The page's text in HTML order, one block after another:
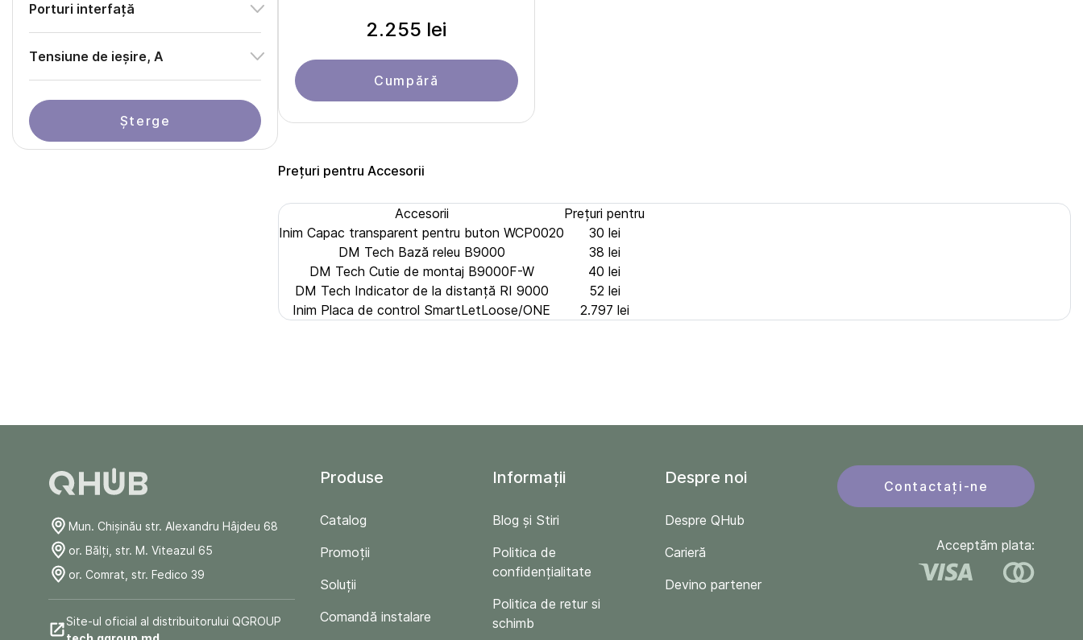
Porturi interfață
Тensiune de ieșire, A
Șterge
2.255 lei
Cumpără
Prețuri pentru Accesorii
Accesorii
Prețuri pentru
Inim Capac transparent pentru buton WCP0020
30 lei
DM Tech Bază releu B9000
38 lei
DM Tech Cutie de montaj B9000F-W
40 lei
DM Tech Indicator de la distanță RI 9000
52 lei
Inim Placa de control SmartLetLoose/ONE
2.797 lei
Mun. Chişinău str. Alexandru Hâjdeu 68
or. Bălți, str. M. Viteazul 65
or. Comrat, str. Fedico 39
Site-ul oficial al distribuitorului QGROUP
Produse
Catalog
Promoții
Soluții
Comandă instalare
Informații
Blog și Stiri
Politica de
confidențialitate
Politica de retur si
schimb
Despre noi
Despre QHub
Carieră
Devino partener
Contactați-ne
Acceptăm plata: